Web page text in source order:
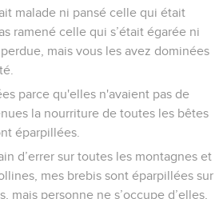
malade ni pansé celle qui était
ramené celle qui s’était égarée ni
mais vous les avez dominées
parce qu'elles n'avaient pas de
la nourriture de toutes les bêtes
éparpillées.
d’errer sur toutes les montagnes et
mes brebis sont éparpillées sur
mais personne ne s’occupe d’elles,